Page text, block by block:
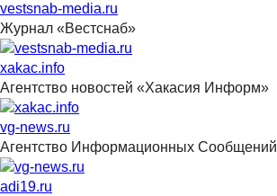
vestsnab-media.ru
Журнал «Вестснаб»
xakac.info
Агентство новостей «Хакасия Информ»
vg-news.ru
Агентство Информационных Сообщений
adi19.ru